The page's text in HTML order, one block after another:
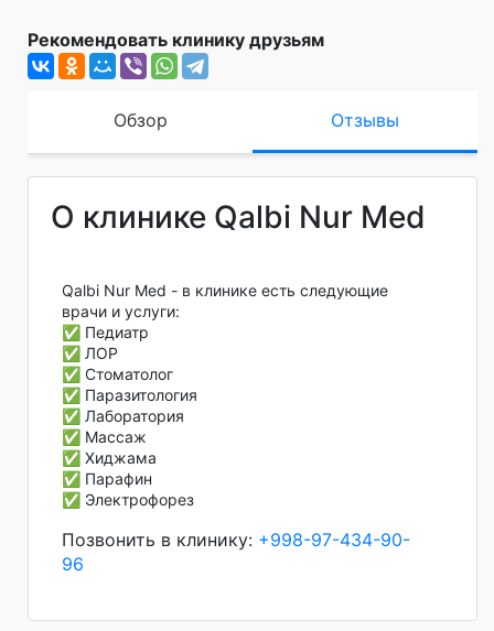
Рекомендовать клинику друзьям
Обзор Отзывы
О клинике Qalbi Nur Med
Qalbi Nur Med - в клинике есть следующие
врачи и услуги:
✅ Педиатр
✅ ЛОР
✅ Стоматолог
✅ Паразитология
✅ Лаборатория
✅ Массаж
✅ Хиджама
✅ Парафин
✅ Электрофорез
Позвонить в клинику: +998-97-434-90-
96